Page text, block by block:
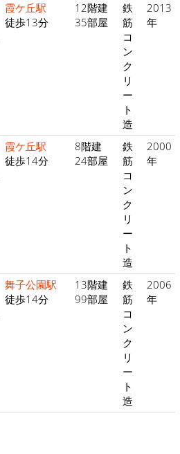
霞ケ丘駅
徒歩13分
12階建
35部屋
鉄
筋
コ
ン
ク
リ
ー
ト
造
2013
年
霞ケ丘駅
徒歩14分
8階建
24部屋
鉄
筋
コ
ン
ク
リ
ー
ト
造
2000
年
舞子公園駅
徒歩14分
13階建
99部屋
鉄
筋
コ
ン
ク
リ
ー
ト
造
2006
年